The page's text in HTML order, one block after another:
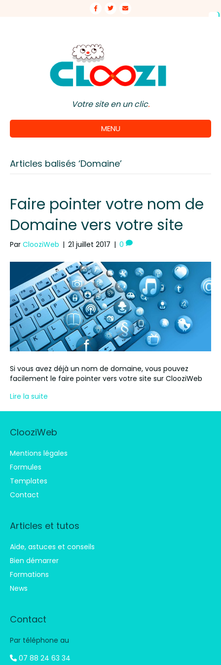
Facebook
TwitterEmail
Votre site en un clic.
MENU
Articles balisés ‘Domaine’
Faire pointer votre nom de
Domaine vers votre site
Par ClooziWeb | 21 juillet 2017 | 0
Si vous avez déjà un nom de domaine, vous pouvez
facilement le faire pointer vers votre site sur ClooziWeb
Lire la suite
ClooziWeb
Mentions légales
Formules
Templates
Contact
Articles et tutos
Aide, astuces et conseils
Bien démarrer
Formations
News
Contact
Par téléphone au
07 88 24 63 34